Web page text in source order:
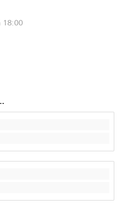
que les Vaudois il
énergies. Mais combien
devons simplexifier notre
18:00